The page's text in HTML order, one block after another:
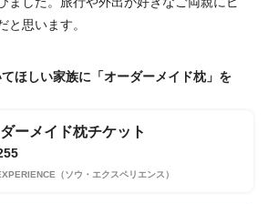
と思います。
ほしい家族に「オーダーメイド枕」を
ーメイド枕チケット
（ソウ・エクスペリエンス）